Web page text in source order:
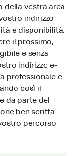
della vostra area
indirizzo
e disponibilità.
il prossimo,
e senza
indirizzo e-
professionale e
così il
da parte del
ben scritta
percorso